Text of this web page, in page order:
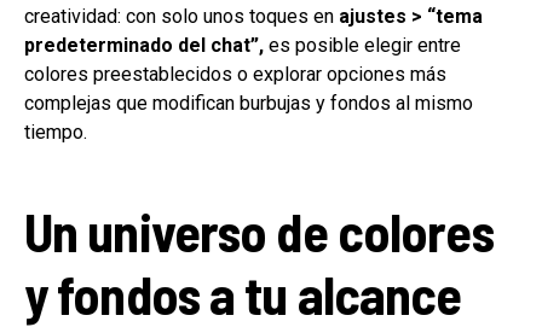
creatividad: con solo unos toques en ajustes > “tema
predeterminado del chat”, es posible elegir entre
colores preestablecidos o explorar opciones más
complejas que modifican burbujas y fondos al mismo
tiempo.
Un universo de colores
y fondos a tu alcance